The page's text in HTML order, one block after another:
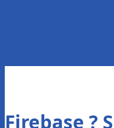
Firebase ?